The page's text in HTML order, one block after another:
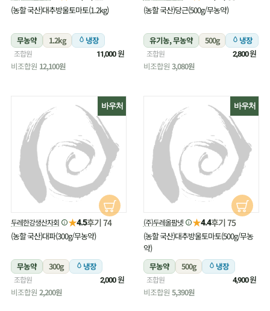
(농할 국산)당근(500g/무농약)
유기농, 무농약 500g 냉장
조합원 2,800원
비조합원 3,080원
(농할 국산)대추방울토마토(1.2kg)
무농약 1.2kg 냉장
조합원 11,000원
비조합원 12,100원
바우처
(주)두레올팜넷 ★4.4후기 75
(농할 국산)대추방울토마토(500g/무농
약)
무농약
500g 냉장
조합원 4,900원
비조합원 5,390원
바우처
두레한강생산자회 ★4.5후기 74
(농할 국산)대파(300g/무농약)
무농약 300g 냉장
조합원 2,000원
비조합원 2,200원